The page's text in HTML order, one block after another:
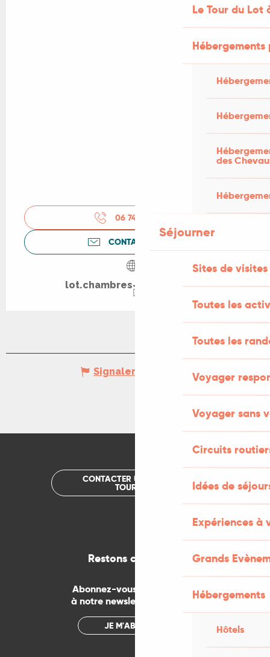
Le Tour du Lot
des
Séjourner
Sites de visites
Toutes les
Toutes les
Voyager
Voyager sans
Circuits
Idées de
Expériences à
Grands
Hébergements
Hôtels
06 74 92 46
CONTACTEZ-NOUS
lot.chambres-agriculture.fr
Signaler une erreur
CONTACTER UN OFFICE DE
TOURISME
Restons connectés
Abonnez-vous gratuitement
à notre newsletter mensuelle
JE M'ABONNE